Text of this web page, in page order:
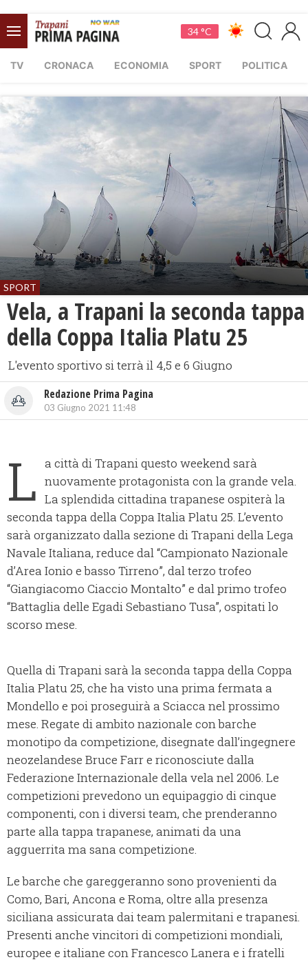
34 °C
TV CRONACA ECONOMIA SPORT POLITICA
SPORT
Vela, ​a Trapani la seconda tappa
della Coppa Italia Platu 25
L'evento sportivo si terrà il 4,5 e 6 Giugno
Redazione Prima Pagina
03 Giugno 2021 11:48
L a città di Trapani questo weekend sarà
nuovamente protagonista con la grande vela.
La splendida cittadina trapanese ospiterà la
seconda tappa della Coppa Italia Platu 25. L’evento
sarà organizzato dalla sezione di Trapani della Lega
Navale Italiana, reduce dal “Campionato Nazionale
d’Area Ionio e basso Tirreno”, dal terzo trofeo
“Giangiacomo Ciaccio Montalto” e dal primo trofeo
“Battaglia delle Egadi Sebastiano Tusa”, ospitati lo
scorso mese.
Quella di Trapani sarà la seconda tappa della Coppa
Italia Platu 25, che ha visto una prima fermata a
Mondello e poi proseguirà a Sciacca nel prossimo
mese. Regate di ambito nazionale con barche
monotipo da competizione, disegnate dall’ingegnere
neozelandese Bruce Farr e riconosciute dalla
Federazione Internazionale della vela nel 2006. Le
competizioni prevedono un equipaggio di cinque
componenti, con i diversi team, che prenderanno
parte alla tappa trapanese, animati da una
agguerrita ma sana competizione.
Le barche che gareggeranno sono provenienti da
Como, Bari, Ancona e Roma, oltre alla presenza
siciliana assicurata dai team palermitani e trapanesi.
Presenti anche vincitori di competizioni mondiali,
europee e italiane con Francesco Lanera e i fratelli